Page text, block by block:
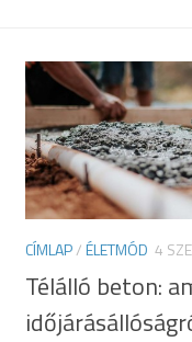
CÍMLAP/ÉLETMÓD 4
Télálló beton: